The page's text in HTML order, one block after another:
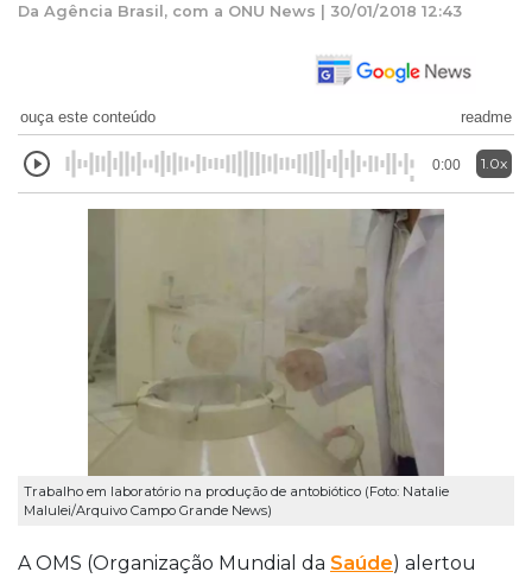
Da Agência Brasil, com a ONU News | 30/01/2018 12:43
ouça este conteúdo readme
0:00 1.0x
Trabalho em laboratório na produção de antobiótico (Foto: Natalie
Malulei/Arquivo Campo Grande News)
A OMS (Organização Mundial da Saúde) alertou